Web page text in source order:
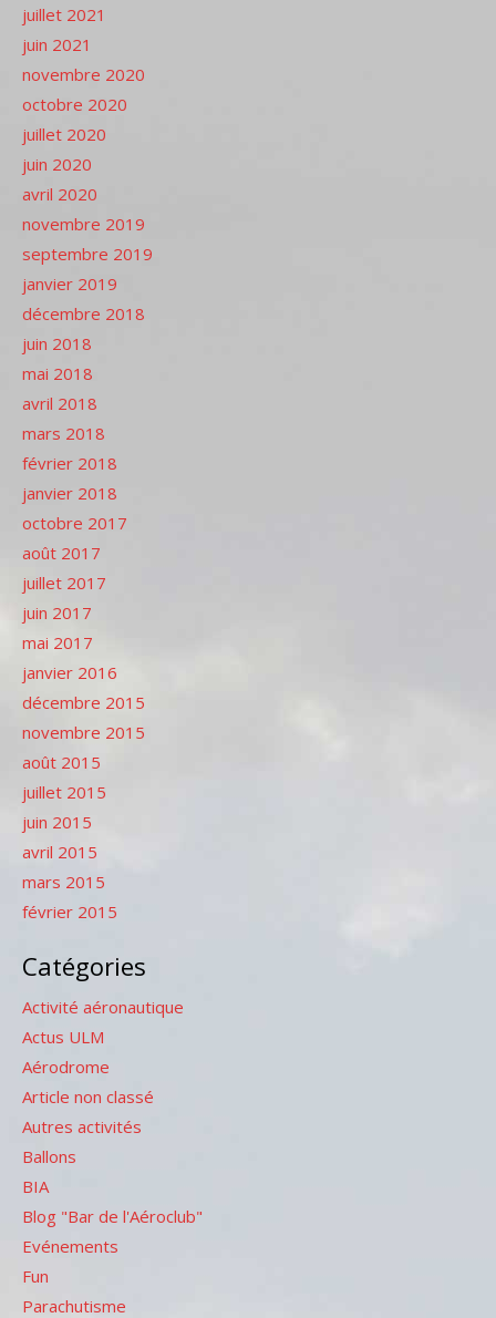
juillet 2021
juin 2021
novembre 2020
octobre 2020
juillet 2020
juin 2020
avril 2020
novembre 2019
septembre 2019
janvier 2019
décembre 2018
juin 2018
mai 2018
avril 2018
mars 2018
février 2018
janvier 2018
octobre 2017
août 2017
juillet 2017
juin 2017
mai 2017
janvier 2016
décembre 2015
novembre 2015
août 2015
juillet 2015
juin 2015
avril 2015
mars 2015
février 2015
Catégories
Activité aéronautique
Actus ULM
Aérodrome
Article non classé
Autres activités
Ballons
BIA
Blog "Bar de l'Aéroclub"
Evénements
Fun
Parachutisme